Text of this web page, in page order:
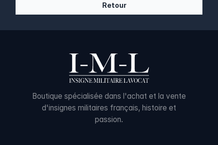
Retour
Boutique spécialisée dans l'achat et la vente
d'insignes militaires français, histoire et
passion.